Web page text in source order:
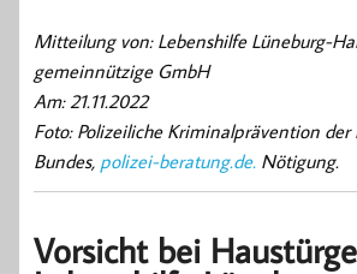
Mitteilung von: Lebenshilfe Lüneburg-
gemeinnützige GmbH
Am: 21.11.2022
Foto: Polizeiliche Kriminalprävention der
Bundes, polizei-beratung.de. Nötigung.
Vorsicht bei